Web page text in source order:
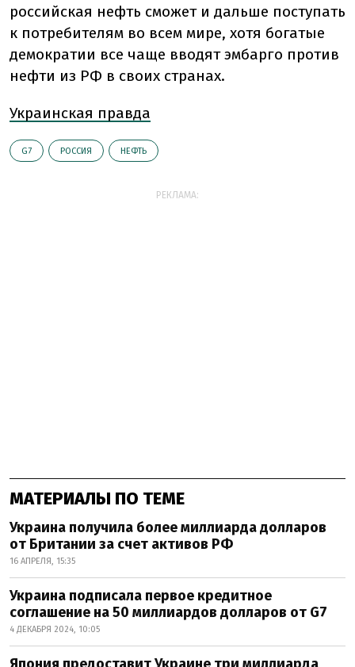
российская нефть сможет и дальше поступать
к потребителям во всем мире, хотя богатые
демократии все чаще вводят эмбарго против
нефти из РФ в своих странах.
Украинская правда
G7 РОССИЯ НЕФТЬ
РЕКЛАМА:
МАТЕРИАЛЫ ПО ТЕМЕ
Украина получила более миллиарда долларов
от Британии за счет активов РФ
16 АПРЕЛЯ, 15:35
Украина подписала первое кредитное
соглашение на 50 миллиардов долларов от G7
4 ДЕКАБРЯ 2024, 10:05